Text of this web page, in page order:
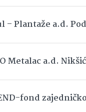
– Plantaže a.d.
Metalac a.d.
fond